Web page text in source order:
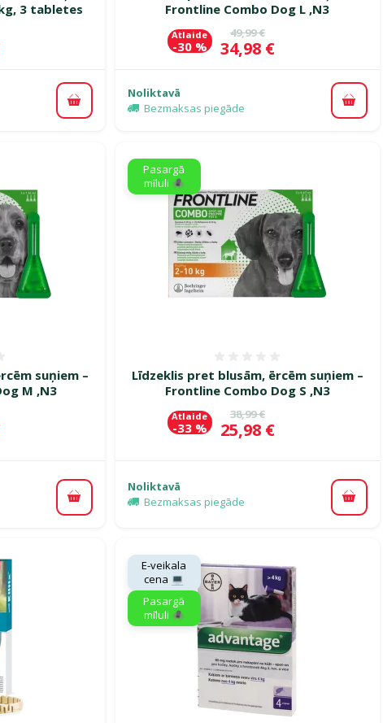
3 tabletes
Pievienot grozam
Frontline Combo Dog L ,N3
Oriģinālā cena
49,99 €
Cena
34,98 €
Atlaide
-30 %
Noliktavā
Bezmaksas piegāde
suņiem –
M ,N3
Pievienot grozam
Līdzeklis pret blusām, ērcēm suņiem –
Frontline Combo Dog S ,N3
Oriģinālā cena
38,99 €
Cena
25,98 €
Atlaide
-33 %
Pasargā
mīluli 🕷️
Noliktavā
Bezmaksas piegāde
E-veikala
cena 💻
Pasargā
mīluli 🕷️